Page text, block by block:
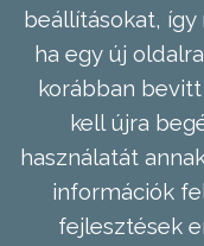
beállításokat, így
ha egy új
korábban
kell újra
használatát
információk
fejlesztések